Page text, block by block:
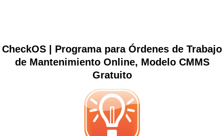
CheckOS | Programa para Órdenes de Trabajo
de Mantenimiento Online, Modelo CMMS
Gratuito